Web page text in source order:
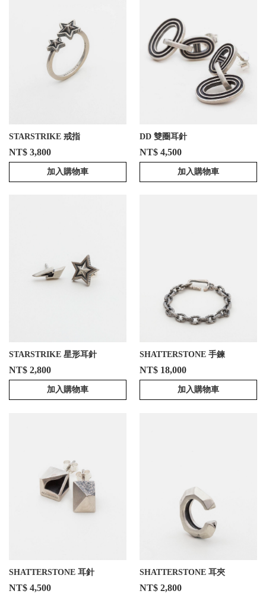
STARSTRIKE 戒指
NT$ 3,800
加入購物車
DD 雙圈耳針
NT$ 4,500
加入購物車
STARSTRIKE 星形耳針
NT$ 2,800
加入購物車
SHATTERSTONE 手鍊
NT$ 18,000
加入購物車
SHATTERSTONE 耳針
NT$ 4,500
SHATTERSTONE 耳夾
NT$ 2,800